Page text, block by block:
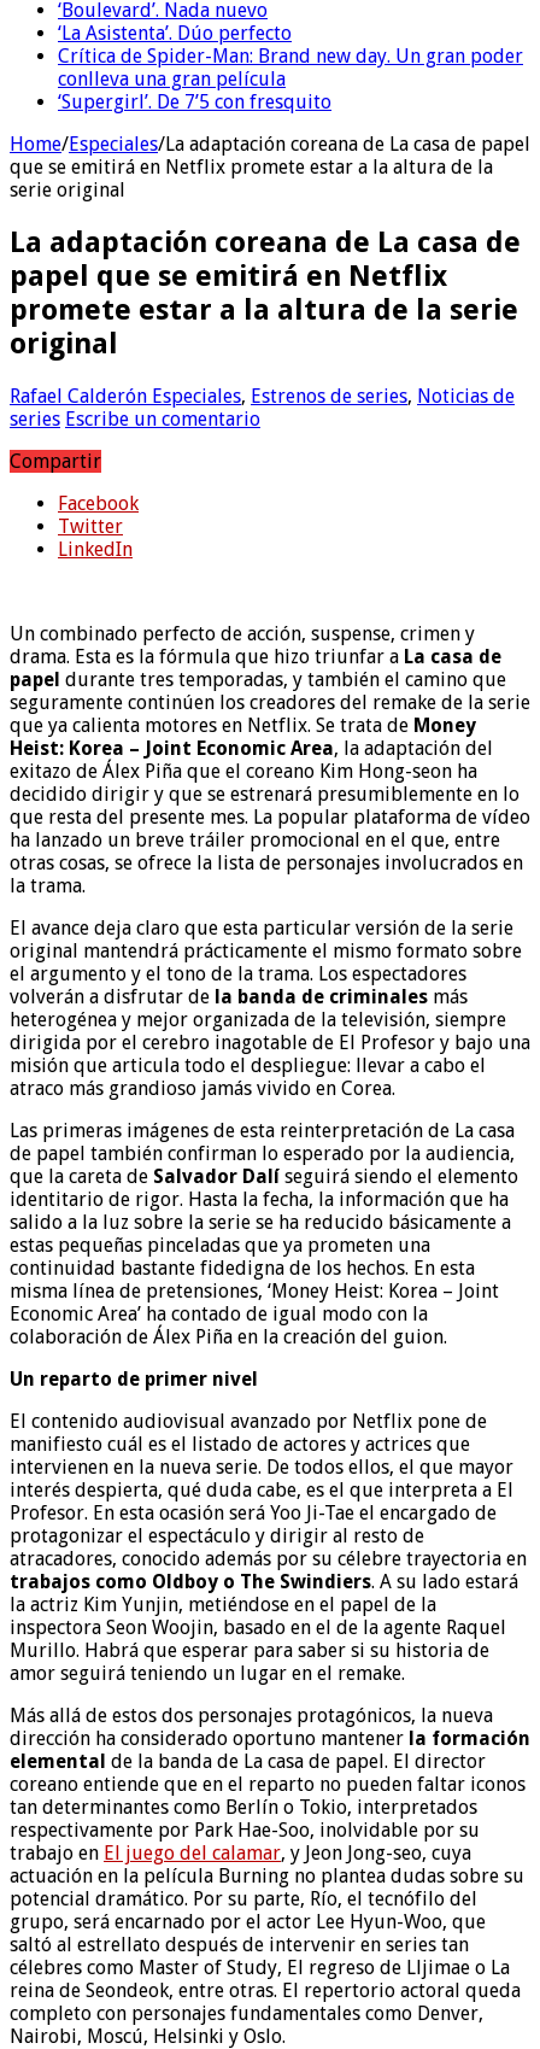
‘Boulevard’. Nada nuevo
‘La Asistenta’. Dúo perfecto
Crítica de Spider-Man: Brand new day. Un gran poder
conlleva una gran película
‘Supergirl’. De 7’5 con fresquito
Home/Especiales/La adaptación coreana de La casa de papel
que se emitirá en Netflix promete estar a la altura de la
serie original
La adaptación coreana de La casa de
papel que se emitirá en Netflix
promete estar a la altura de la serie
original
Rafael Calderón Especiales, Estrenos de series, Noticias de
series Escribe un comentario
Compartir
Facebook
Twitter
LinkedIn
Un combinado perfecto de acción, suspense, crimen y
drama. Esta es la fórmula que hizo triunfar a La casa de
papel durante tres temporadas, y también el camino que
seguramente continúen los creadores del remake de la serie
que ya calienta motores en Netflix. Se trata de Money
Heist: Korea – Joint Economic Area, la adaptación del
exitazo de Álex Piña que el coreano Kim Hong-seon ha
decidido dirigir y que se estrenará presumiblemente en lo
que resta del presente mes. La popular plataforma de vídeo
ha lanzado un breve tráiler promocional en el que, entre
otras cosas, se ofrece la lista de personajes involucrados en
la trama.
El avance deja claro que esta particular versión de la serie
original mantendrá prácticamente el mismo formato sobre
el argumento y el tono de la trama. Los espectadores
volverán a disfrutar de la banda de criminales más
heterogénea y mejor organizada de la televisión, siempre
dirigida por el cerebro inagotable de El Profesor y bajo una
misión que articula todo el despliegue: llevar a cabo el
atraco más grandioso jamás vivido en Corea.
Las primeras imágenes de esta reinterpretación de La casa
de papel también confirman lo esperado por la audiencia,
que la careta de Salvador Dalí seguirá siendo el elemento
identitario de rigor. Hasta la fecha, la información que ha
salido a la luz sobre la serie se ha reducido básicamente a
estas pequeñas pinceladas que ya prometen una
continuidad bastante fidedigna de los hechos. En esta
misma línea de pretensiones, ‘Money Heist: Korea – Joint
Economic Area’ ha contado de igual modo con la
colaboración de Álex Piña en la creación del guion.
Un reparto de primer nivel
El contenido audiovisual avanzado por Netflix pone de
manifiesto cuál es el listado de actores y actrices que
intervienen en la nueva serie. De todos ellos, el que mayor
interés despierta, qué duda cabe, es el que interpreta a El
Profesor. En esta ocasión será Yoo Ji-Tae el encargado de
protagonizar el espectáculo y dirigir al resto de
atracadores, conocido además por su célebre trayectoria en
trabajos como Oldboy o The Swindiers. A su lado estará
la actriz Kim Yunjin, metiéndose en el papel de la
inspectora Seon Woojin, basado en el de la agente Raquel
Murillo. Habrá que esperar para saber si su historia de
amor seguirá teniendo un lugar en el remake.
Más allá de estos dos personajes protagónicos, la nueva
dirección ha considerado oportuno mantener la formación
elemental de la banda de La casa de papel. El director
coreano entiende que en el reparto no pueden faltar iconos
tan determinantes como Berlín o Tokio, interpretados
respectivamente por Park Hae-Soo, inolvidable por su
trabajo en El juego del calamar, y Jeon Jong-seo, cuya
actuación en la película Burning no plantea dudas sobre su
potencial dramático. Por su parte, Río, el tecnófilo del
grupo, será encarnado por el actor Lee Hyun-Woo, que
saltó al estrellato después de intervenir en series tan
célebres como Master of Study, El regreso de Lljimae o La
reina de Seondeok, entre otras. El repertorio actoral queda
completo con personajes fundamentales como Denver,
Nairobi, Moscú, Helsinki y Oslo.